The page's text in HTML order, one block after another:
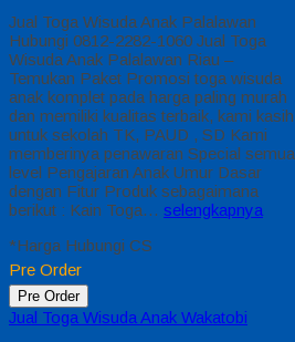
Jual Toga Wisuda Anak Palalawan
Hubungi 0812-2282-1060 Jual Toga
Wisuda Anak Palalawan Riau –
Temukan Paket Promosi toga wisuda
anak komplet pada harga paling murah
dan memiliki kualitas terbaik, kami kasih
untuk sekolah TK, PAUD , SD Kami
memberinya penawaran Special semua
level Pengajaran Anak Umur Dasar
dengan Fitur Produk sebagaimana
berikut : Kain Toga… selengkapnya
*Harga Hubungi CS
Pre Order
Pre Order
Jual Toga Wisuda Anak Wakatobi